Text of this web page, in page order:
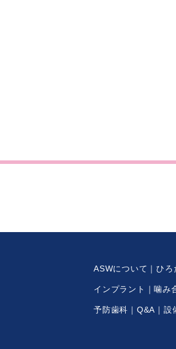
ASWについて ひろ
インプラント 噛み
予防歯科 Q&A 設